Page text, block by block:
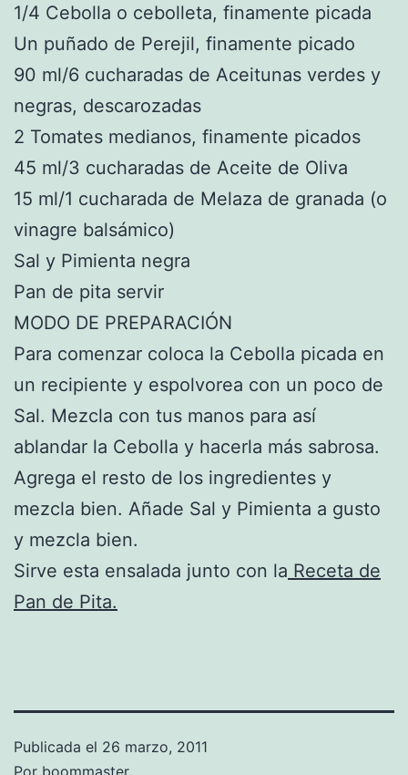
1/4 Cebolla o cebolleta, finamente picada
Un puñado de Perejil, finamente picado
90 ml/6 cucharadas de Aceitunas verdes y
negras, descarozadas
2 Tomates medianos, finamente picados
45 ml/3 cucharadas de Aceite de Oliva
15 ml/1 cucharada de Melaza de granada (o
vinagre balsámico)
Sal y Pimienta negra
Pan de pita servir
MODO DE PREPARACIÓN
Para comenzar coloca la Cebolla picada en
un recipiente y espolvorea con un poco de
Sal. Mezcla con tus manos para así
ablandar la Cebolla y hacerla más sabrosa.
Agrega el resto de los ingredientes y
mezcla bien. Añade Sal y Pimienta a gusto
y mezcla bien.
Sirve esta ensalada junto con la Receta de
Pan de Pita.
Publicada el 26 marzo, 2011
Por boommaster